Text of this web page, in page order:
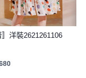
〛洋裝2621261106